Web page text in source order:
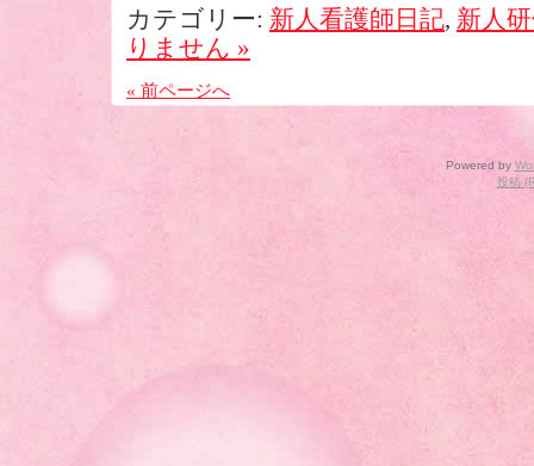
カテゴリー: 新人看護師日記, 新人
りません »
« 前ページへ
Powered by
投稿